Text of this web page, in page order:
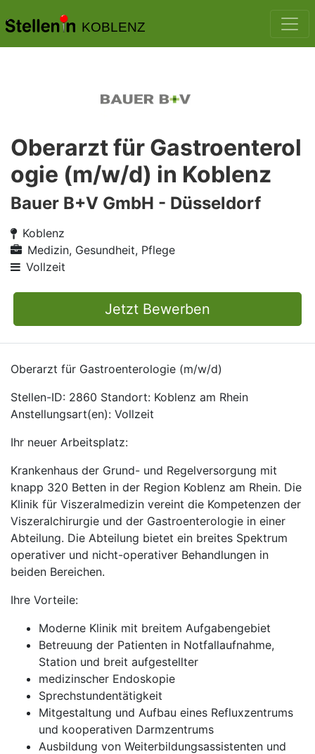
KOBLENZ
Oberarzt für Gastroenterol
ogie (m/w/d) in Koblenz
Bauer B+V GmbH - Düsseldorf
Koblenz
Medizin, Gesundheit, Pflege
Vollzeit
Jetzt Bewerben
Oberarzt für Gastroenterologie (m/w/d)
Stellen-ID: 2860 Standort: Koblenz am Rhein
Anstellungsart(en): Vollzeit
Ihr neuer Arbeitsplatz:
Krankenhaus der Grund- und Regelversorgung mit
knapp 320 Betten in der Region Koblenz am Rhein. Die
Klinik für Viszeralmedizin vereint die Kompetenzen der
Viszeralchirurgie und der Gastroenterologie in einer
Abteilung. Die Abteilung bietet ein breites Spektrum
operativer und nicht-operativer Behandlungen in
beiden Bereichen.
Ihre Vorteile:
Moderne Klinik mit breitem Aufgabengebiet
Betreuung der Patienten in Notfallaufnahme,
Station und breit aufgestellter
medizinscher Endoskopie
Sprechstundentätigkeit
Mitgestaltung und Aufbau eines Refluxzentrums
und kooperativen Darmzentrums
Ausbildung von Weiterbildungsassistenten und